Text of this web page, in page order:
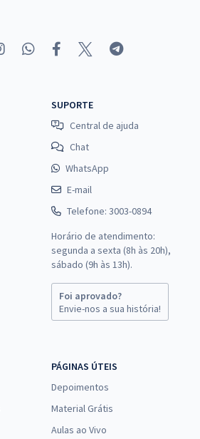
SUPORTE
Central de ajuda
Chat
WhatsApp
E-mail
Telefone: 3003-0894
Horário de atendimento:
segunda a sexta (8h às 20h),
sábado (9h às 13h).
Foi aprovado?
Envie-nos a sua história!
PÁGINAS ÚTEIS
Depoimentos
Material Grátis
Aulas ao Vivo